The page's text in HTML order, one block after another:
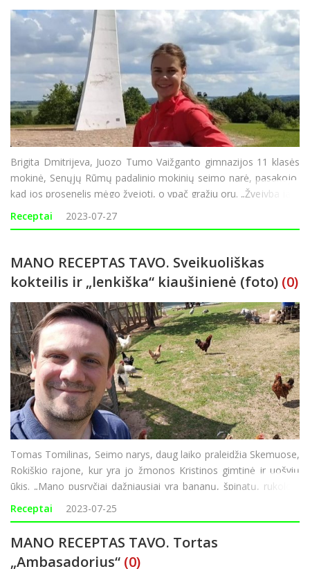
Brigita Dmitrijeva, Juozo Tumo Vaižganto gimnazijos 11 klasės
mokinė, Senųjų Rūmų padalinio mokinių seimo narė, pasakojo,
kad jos prosenelis mėgo žvejoti, o ypač gražiu oru. „Žvejyba jam
buvo tarsi meditacija. Iš jos grįždavo laimingas, švytinčiomis
akimis ir su didesniu ar maže
Receptai 2023-07-27
MANO RECEPTAS TAVO. Sveikuoliškas
kokteilis ir „lenkiška“ kiaušinienė (foto) (0)
Tomas Tomilinas, Seimo narys, daug laiko praleidžia Skemuose,
Rokiškio rajone, kur yra jo žmonos Kristinos gimtinė ir uošvių
ūkis. „Mano pusryčiai dažniausiai yra bananų, špinatų, rukolos,
mirkytų linų sėmenų ir datulių bei šiek tiek avižų pieno ir
vandens kokteili
Receptai 2023-07-25
MANO RECEPTAS TAVO. Tortas
„Ambasadorius“ (0)